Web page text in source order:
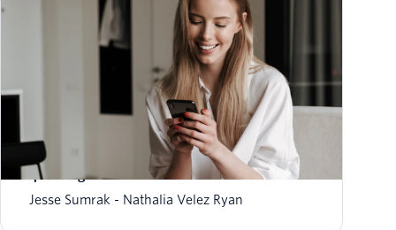
Marketing par SMS pour les débutants : de
quoi s'agit-il et comment démarrer ?
Jesse Sumrak
Nathalia Velez Ryan